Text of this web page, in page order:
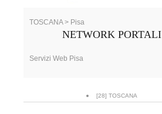
TOSCANA > Pisa
NETWORK PORTALI
Servizi Web Pisa
[28] TOSCANA